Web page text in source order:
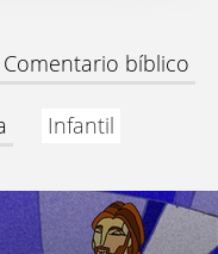
Comentario bíblico
Infantil